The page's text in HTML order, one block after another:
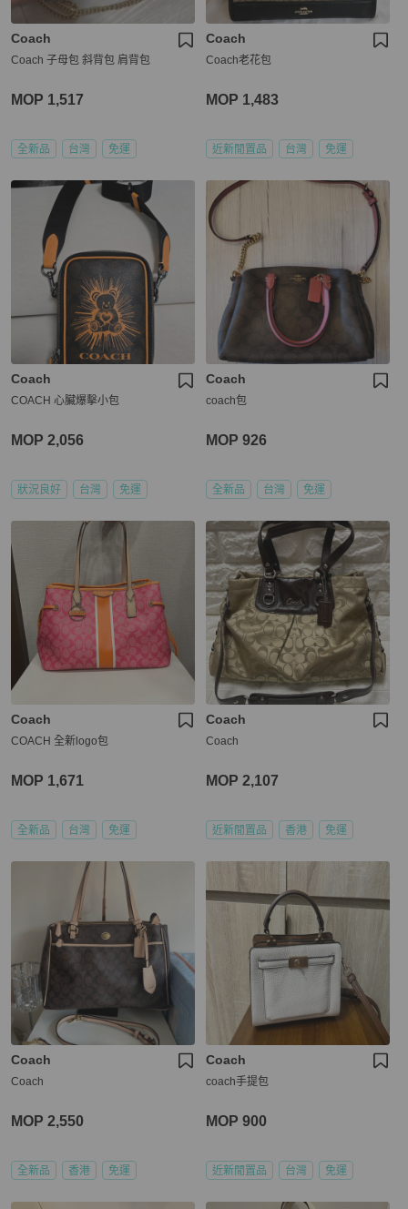
Coach
Coach 子母包 斜背包 肩背包
MOP 1,517
全新品 台灣 免運
Coach
Coach老花包
MOP 1,483
近新閒置品 台灣 免運
Coach
COACH 心臟爆擊小包
MOP 2,056
狀況良好 台灣 免運
Coach
coach包
MOP 926
全新品 台灣 免運
Coach
COACH 全新logo包
MOP 1,671
全新品 台灣 免運
Coach
Coach
MOP 2,107
近新閒置品 香港 免運
Coach
Coach
MOP 2,550
全新品 香港 免運
Coach
coach手提包
MOP 900
近新閒置品 台灣 免運